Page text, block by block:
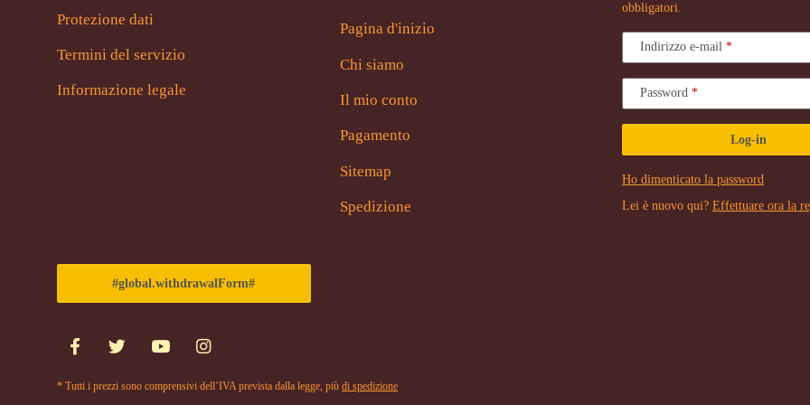
Protezione dati
Termini del servizio
Informazione legale
Pagina d'inizio
Chi siamo
Il mio conto
Pagamento
Sitemap
Spedizione
obbligatori.
Indirizzo e-mail
Password
Log-in
Ho dimenticato la password
Lei è nuovo qui? Effettuare ora la
#global.withdrawalForm#
* Tutti i prezzi sono comprensivi dell’IVA prevista dalla legge, più di spedizione